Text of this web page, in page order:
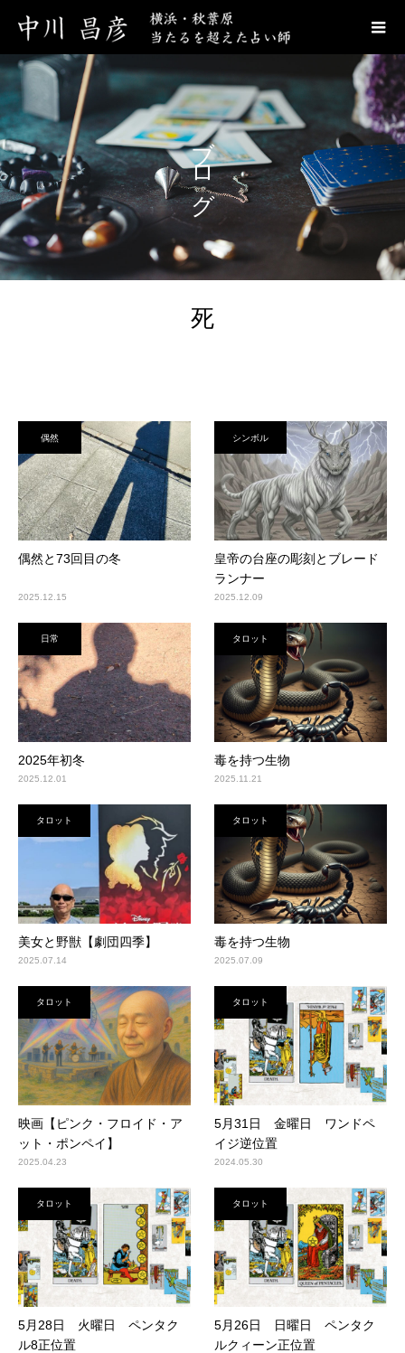
ブログ
死
偶然
偶然と73回目の冬
2025.12.15
シンボル
皇帝の台座の彫刻とブレード
ランナー
2025.12.09
日常
2025年初冬
2025.12.01
タロット
毒を持つ生物
2025.11.21
タロット
美女と野獣【劇団四季】
2025.07.14
タロット
毒を持つ生物
2025.07.09
タロット
映画【ピンク・フロイド・ア
ット・ポンペイ】
2025.04.23
タロット
5月31日 金曜日 ワンドペ
イジ逆位置
2024.05.30
タロット
5月28日 火曜日 ペンタク
ル8正位置
タロット
5月26日 日曜日 ペンタク
ルクィーン正位置